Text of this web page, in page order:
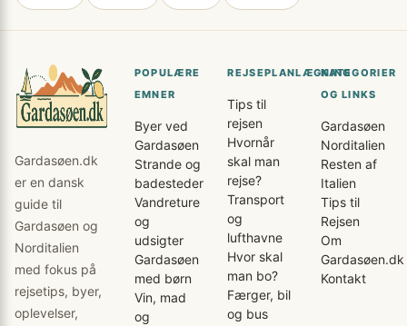
Gardasøen.dk
er en dansk
guide til
Gardasøen og
Norditalien
med fokus på
rejsetips, byer,
oplevelser,
POPULÆRE
EMNER
Byer ved
Gardasøen
Strande og
badesteder
Vandreture
og
udsigter
Gardasøen
med børn
Vin, mad
og
REJSEPLANLÆGNING
Tips til
rejsen
Hvornår
skal man
rejse?
Transport
og
lufthavne
Hvor skal
man bo?
Færger, bil
og bus
KATEGORIER
OG LINKS
Gardasøen
Norditalien
Resten af
Italien
Tips til
Rejsen
Om
Gardasøen.dk
Kontakt